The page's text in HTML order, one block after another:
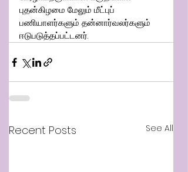
புதன்கிழமை மேலும் மீட்புப்
பணியாளர்களும் தன்னார்வலர்களும்
ஈடுபடுத்தப்பட்டனர்.
Recent Posts See All